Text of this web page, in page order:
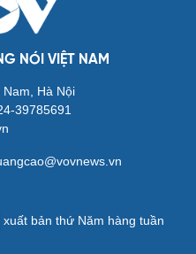
Hạt giống tâm hồn
NÓI VIỆT NAM
Hà Nội
39785691
xuất bản thứ Năm hàng tuần